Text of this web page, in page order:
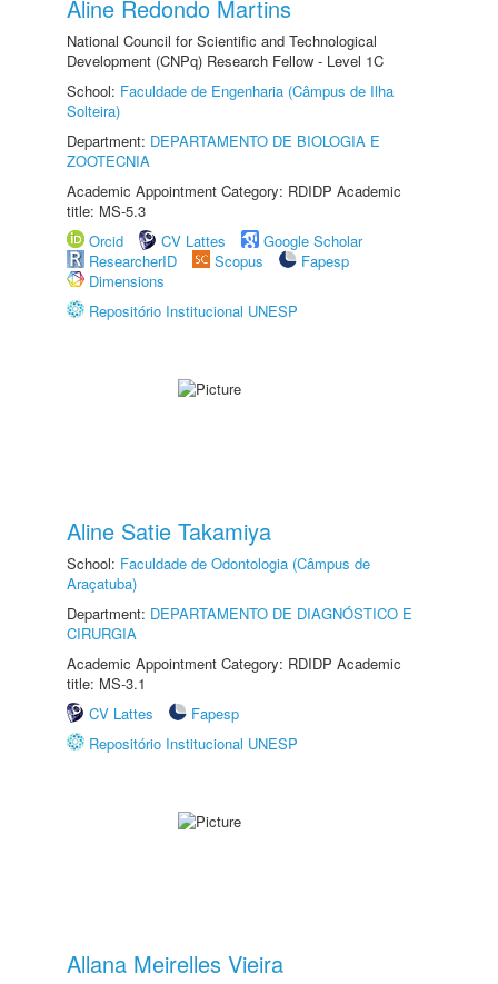
Aline Redondo Martins
National Council for Scientific and Technological
Development (CNPq) Research Fellow - Level 1C
School: Faculdade de Engenharia (Câmpus de Ilha
Solteira)
Department: DEPARTAMENTO DE BIOLOGIA E
ZOOTECNIA
Academic Appointment Category: RDIDP Academic
title: MS-5.3
Orcid
CV Lattes
Google Scholar
ResearcherID
Scopus
Fapesp
Dimensions
Repositório Institucional UNESP
Aline Satie Takamiya
School: Faculdade de Odontologia (Câmpus de
Araçatuba)
Department: DEPARTAMENTO DE DIAGNÓSTICO E
CIRURGIA
Academic Appointment Category: RDIDP Academic
title: MS-3.1
CV Lattes
Fapesp
Repositório Institucional UNESP
Allana Meirelles Vieira